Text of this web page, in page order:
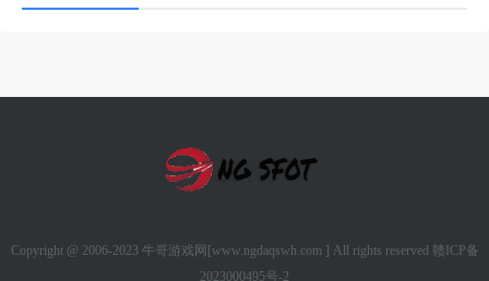
Copyright @ 2006-2023 牛哥游戏网[www.ngdaqswh.com ] All rights reserved 赣ICP备
2023000495号-2